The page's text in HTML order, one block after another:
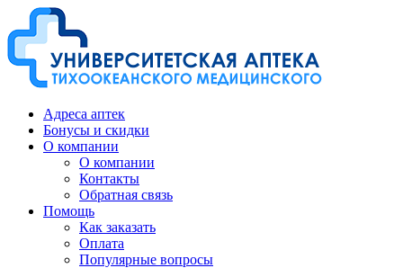
Адреса аптек
Бонусы и скидки
О компании
О компании
Контакты
Обратная связь
Помощь
Как заказать
Оплата
Популярные вопросы